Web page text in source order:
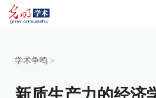
学术争鸣 >